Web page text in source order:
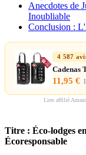
Anecdotes de
Inoubliable
Conclusion :
4 587
Cadenas
11,95 €
Lien affilié
Titre : Éco-lodges
Écoresponsable